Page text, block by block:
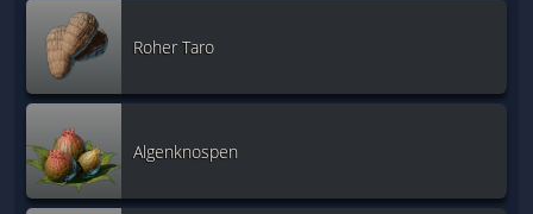
Roher Taro
Algenknospen